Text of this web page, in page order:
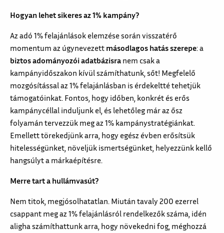
Hogyan lehet sikeres az 1% kampány?
Az adó 1% felajánlások elemzése során visszatérő
momentum az úgynevezett másodlagos hatás szerepe: a
biztos adományozói adatbázisra nem csak a
kampányidőszakon kívül számíthatunk, sőt! Megfelelő
mozgósítással az 1% felajánlásban is érdekeltté tehetjük
támogatóinkat. Fontos, hogy időben, konkrét és erős
kampánycéllal induljunk el, és lehetőleg már az ősz
folyamán tervezzük meg az 1% kampánystratégiánkat.
Emellett törekedjünk arra, hogy egész évben erősítsük
hitelességünket, növeljük ismertségünket, helyezzünk kellő
hangsúlyt a márkaépítésre.
Merre tart a hullámvasút?
Nem titok, megjósolhatatlan. Miután tavaly 200 ezerrel
csappant meg az 1% felajánlásról rendelkezők száma, idén
aligha számíthattunk arra, hogy növekedni fog, méghozzá